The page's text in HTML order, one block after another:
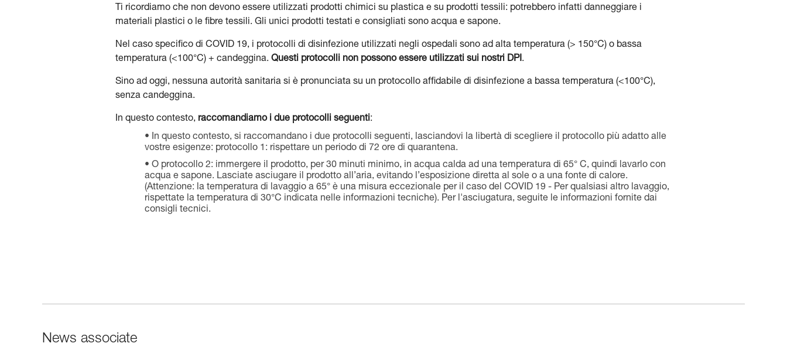
Ti ricordiamo che non devono essere utilizzati prodotti chimici su plastica e su prodotti tessili: potrebbero infatti danneggiare i
materiali plastici o le fibre tessili. Gli unici prodotti testati e consigliati sono acqua e sapone.
Nel caso specifico di COVID 19, i protocolli di disinfezione utilizzati negli ospedali sono ad alta temperatura (> 150°C) o bassa
temperatura (<100°C) + candeggina. Questi protocolli non possono essere utilizzati sui nostri DPI.
Sino ad oggi, nessuna autorità sanitaria si è pronunciata su un protocollo affidabile di disinfezione a bassa temperatura (<100°C),
senza candeggina.
In questo contesto, raccomandiamo i due protocolli seguenti:
In questo contesto, si raccomandano i due protocolli seguenti, lasciandovi la libertà di scegliere il protocollo più adatto alle
vostre esigenze: protocollo 1: rispettare un periodo di 72 ore di quarantena.
O protocollo 2: immergere il prodotto, per 30 minuti minimo, in acqua calda ad una temperatura di 65° C, quindi lavarlo con
acqua e sapone. Lasciate asciugare il prodotto all’aria, evitando l’esposizione diretta al sole o a una fonte di calore.
(Attenzione: la temperatura di lavaggio a 65° è una misura eccezionale per il caso del COVID 19 - Per qualsiasi altro lavaggio,
rispettate la temperatura di 30°C indicata nelle informazioni tecniche). Per l'asciugatura, seguite le informazioni fornite dai
consigli tecnici.
News associate